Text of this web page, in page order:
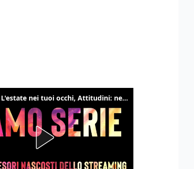
Siamo Serie: L'estate nei tuoi occhi, Attitudini: nessuna, The bear